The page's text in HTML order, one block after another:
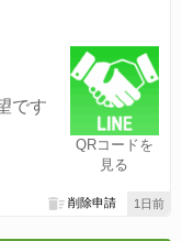
QRコードを
見る
です
1日前
削除申請